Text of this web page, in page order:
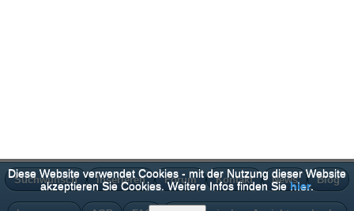
Suchwunsch Inserieren Forum Kontakt News Blog
Diese Website verwendet Cookies - mit der Nutzung dieser Website
akzeptieren Sie Cookies. Weitere Infos finden Siehier.